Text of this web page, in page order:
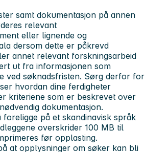
samt dokumentasjon på annen
relevant
eller lignende og
dersom dette er påkrevd
annet relevant forskningsarbeid
ut fra informasjonen som
ved søknadsfristen. Sørg derfor for
hvordan dine ferdigheter
kriteriene som er beskrevet over
dokumentasjon.
foreligge på et skandinavisk språk
overskrider 100 MB til
før opplasting.
at opplysninger om søker kan bli